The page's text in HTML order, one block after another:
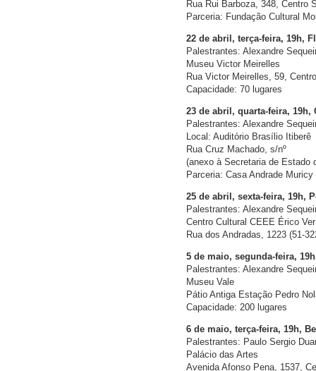
Rua Rui Barboza, 348, Centro
Parceria: Fundação Cultural
22 de abril, terça-feira, 19h,
Palestrantes: Alexandre
Museu Victor Meirelles
Rua Victor Meirelles, 59,
Capacidade: 70 lugares
23 de abril, quarta-feira, 19h,
Palestrantes: Alexandre
Local: Auditório Brasílio Itiberê
Rua Cruz Machado, s/nº
(anexo à Secretaria de Estado
Parceria: Casa Andrade Muricy
25 de abril, sexta-feira, 19h,
Palestrantes: Alexandre
Centro Cultural CEEE Érico
Rua dos Andradas, 1223 (51-
5 de maio, segunda-feira,
Palestrantes: Alexandre
Museu Vale
Pátio Antiga Estação Pedro
Capacidade: 200 lugares
6 de maio, terça-feira, 19h,
Palestrantes: Paulo Sergio
Palácio das Artes
Avenida Afonso Pena, 1537,